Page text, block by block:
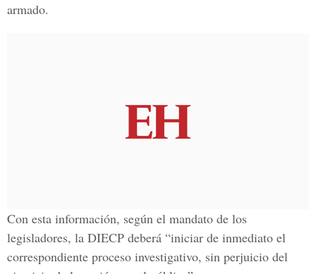
armado.
Con esta información, según el mandato de los
legisladores, la DIECP deberá “iniciar de inmediato el
correspondiente proceso investigativo, sin perjuicio del